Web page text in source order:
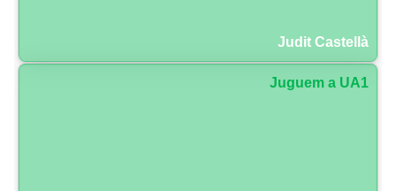
Judit Castellà
Juguem a UA1